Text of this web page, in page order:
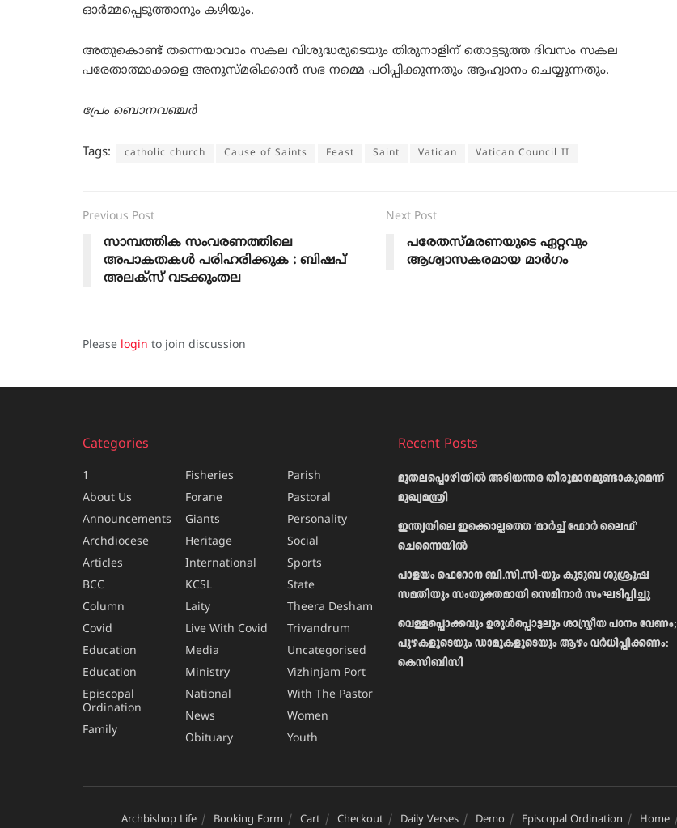
ഓർമ്മപ്പെടുത്താനും കഴിയും.
അതുകൊണ്ട് തന്നെയാവാം സകല വിശുദ്ധരുടെയും തിരുനാളിന് തൊട്ടടുത്ത ദിവസം സകല
പരേതാത്മാക്കളെ അനുസ്മരിക്കാൻ സഭ നമ്മെ പഠിപ്പിക്കുന്നതും ആഹ്വാനം ചെയ്യുന്നതും.
പ്രേം ബൊനവഞ്ചർ
Tags: catholic church Cause of Saints Feast Saint Vatican Vatican Council II
Previous Post
സാമ്പത്തിക സംവരണത്തിലെ
അപാകതകൾ പരിഹരിക്കുക : ബിഷപ്
അലക്സ് വടക്കുംതല
Next Post
പരേതസ്മരണയുടെ ഏറ്റവും
ആശ്വാസകരമായ മാർഗം
Please login to join discussion
Categories
1
About Us
Announcements
Archdiocese
Articles
BCC
Column
Covid
Education
Education
Episcopal
Ordination
Family
Fisheries
Forane
Giants
Heritage
International
KCSL
Laity
Live With Covid
Media
Ministry
National
News
Obituary
Parish
Pastoral
Personality
Social
Sports
State
Theera Desham
Trivandrum
Uncategorised
Vizhinjam Port
With The Pastor
Women
Youth
Recent Posts
മുതലപ്പൊഴിയിൽ അടിയന്തര തീരുമാനമുണ്ടാകുമെന്ന്
മുഖ്യമന്ത്രി
ഇന്ത്യയിലെ ഇക്കൊല്ലത്തെ ‘മാർച്ച് ഫോർ ലൈഫ്’
ചെന്നൈയിൽ
പാളയം ഫെറോന ബി.സി.സി-യും കുടുബ ശുശ്രൂഷ
സമതിയും സംയുക്തമായി സെമിനാർ സംഘടിപ്പിച്ചു
വെള്ളപ്പൊക്കവും ഉരുള്‍പ്പൊട്ടലും ശാസ്ത്രീയ പഠനം വേണം;
പുഴകളുടെയും ഡാമുകളുടെയും ആഴം വര്‍ധിപ്പിക്കണം:
കെസിബിസി
Archbishop Life Booking Form Cart Checkout Daily Verses Demo Episcopal Ordination Home